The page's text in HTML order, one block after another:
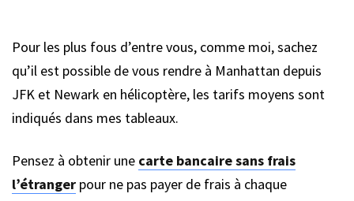
Pour les plus fous d’entre vous, comme moi, sachez
qu’il est possible de vous rendre à Manhattan depuis
JFK et Newark en hélicoptère, les tarifs moyens sont
indiqués dans mes tableaux.
Pensez à obtenir une carte bancaire sans frais
l’étranger pour ne pas payer de frais à chaque